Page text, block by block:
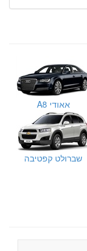
אאודי A8
שברולט קפטיבה